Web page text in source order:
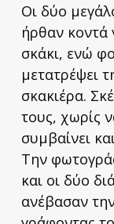
Οι δύο
ήρθαν κοντά
σκάκι, ενώ
μετατρέψει
σκακιέρα.
τους, χωρίς
συμβαίνει
Την
και οι δύο
ανέβασαν